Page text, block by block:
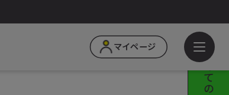
マイページ はじめての